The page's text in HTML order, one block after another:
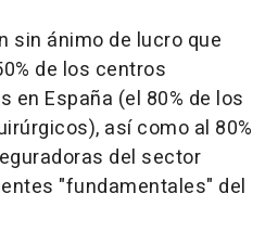
sin ánimo de lucro que
de los centros
en España (el 80% de los
así como al 80%
del sector
"fundamentales" del